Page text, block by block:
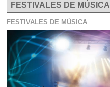
FESTIVALES DE MÚSICA
FESTIVALES DE MÚSICA